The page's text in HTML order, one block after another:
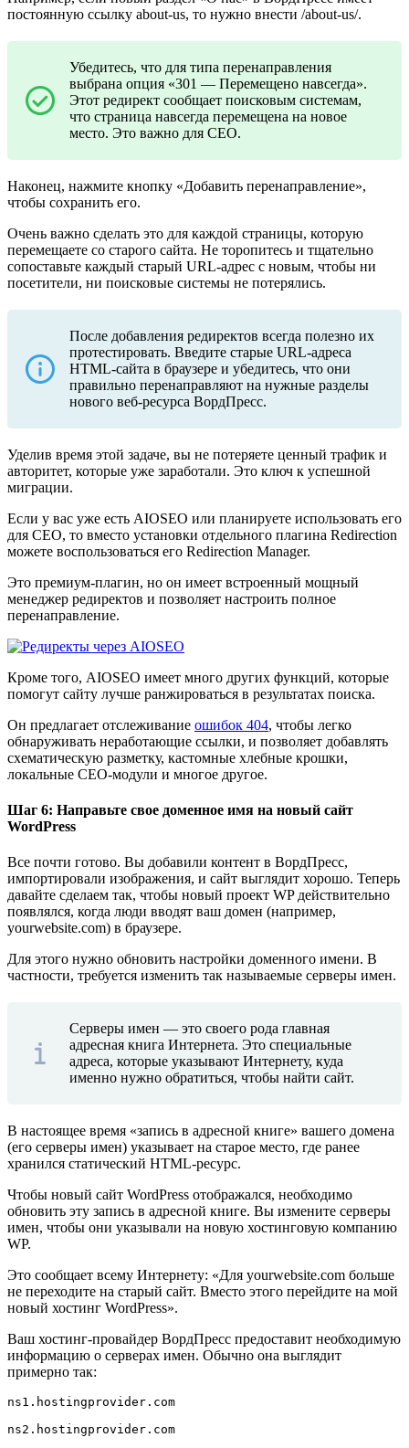
постоянную ссылку about-us, то нужно внести /about-us/.
Убедитесь, что для типа перенаправления
выбрана опция «301 — Перемещено навсегда».
Этот редирект сообщает поисковым системам,
что страница навсегда перемещена на новое
место. Это важно для СЕО.
Наконец, нажмите кнопку «Добавить перенаправление»,
чтобы сохранить его.
Очень важно сделать это для каждой страницы, которую
перемещаете со старого сайта. Не торопитесь и тщательно
сопоставьте каждый старый URL-адрес с новым, чтобы ни
посетители, ни поисковые системы не потерялись.
После добавления редиректов всегда полезно их
протестировать. Введите старые URL-адреса
HTML-сайта в браузере и убедитесь, что они
правильно перенаправляют на нужные разделы
нового веб-ресурса ВордПресс.
Уделив время этой задаче, вы не потеряете ценный трафик и
авторитет, которые уже заработали. Это ключ к успешной
миграции.
Если у вас уже есть AIOSEO или планируете использовать его
для СЕО, то вместо установки отдельного плагина Redirection
можете воспользоваться его Redirection Manager.
Это премиум-плагин, но он имеет встроенный мощный
менеджер редиректов и позволяет настроить полное
перенаправление.
Кроме того, AIOSEO имеет много других функций, которые
помогут сайту лучше ранжироваться в результатах поиска.
Он предлагает отслеживание ошибок 404, чтобы легко
обнаруживать неработающие ссылки, и позволяет добавлять
схематическую разметку, кастомные хлебные крошки,
локальные СЕО-модули и многое другое.
Шаг 6: Направьте свое доменное имя на новый сайт
WordPress
Все почти готово. Вы добавили контент в ВордПресс,
импортировали изображения, и сайт выглядит хорошо. Теперь
давайте сделаем так, чтобы новый проект WP действительно
появлялся, когда люди вводят ваш домен (например,
yourwebsite.com) в браузере.
Для этого нужно обновить настройки доменного имени. В
частности, требуется изменить так называемые серверы имен.
Серверы имен — это своего рода главная
адресная книга Интернета. Это специальные
адреса, которые указывают Интернету, куда
именно нужно обратиться, чтобы найти сайт.
В настоящее время «запись в адресной книге» вашего домена
(его серверы имен) указывает на старое место, где ранее
хранился статический HTML-ресурс.
Чтобы новый сайт WordPress отображался, необходимо
обновить эту запись в адресной книге. Вы измените серверы
имен, чтобы они указывали на новую хостинговую компанию
WP.
Это сообщает всему Интернету: «Для yourwebsite.com больше
не переходите на старый сайт. Вместо этого перейдите на мой
новый хостинг WordPress».
Ваш хостинг-провайдер ВордПресс предоставит необходимую
информацию о серверах имен. Обычно она выглядит
примерно так:
ns1.hostingprovider.com
ns2.hostingprovider.com